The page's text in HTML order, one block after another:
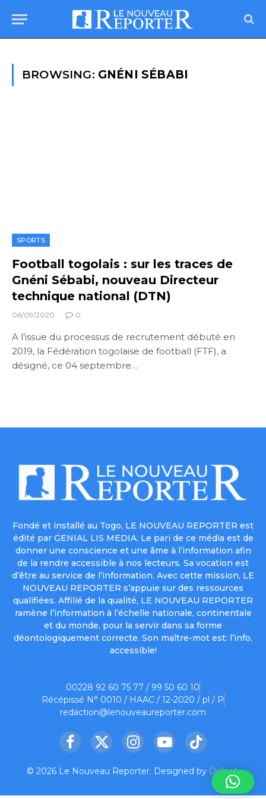
BROWSING: GNÉNI SÉBABI
SPORTS
Football togolais : sur les traces de
Gnéni Sébabi, nouveau Directeur
technique national (DTN)
06/09/2020 0
A l’issue du processus de recrutement débuté en
2019, la Fédération togolaise de football (FTF), a
désigné, ce 04 septembre…
Fondé et installé au Togo, LE NOUVEAU REPORTER est
édité par GENIAL LIS MEDIA. Le pari de ce média est de
donner une conscience et une âme à l’information afin
de la rendre accessible à nos lecteurs. Sa vocation est
d’être au service de l’information. Avec cette mission, LE
NOUVEAU REPORTER s’appuie sur des ressources
qualifiées. Affilié de la qualité, LE NOUVEAU REPORTER
ramène l’information à l’échelle nationale, continentale
et du monde, pour la servir dans sa forme
déontologiquement correcte. Son maître-mot est: l’info,
accessible!
00228 92 60 75 77 / 99 50 60 10
Récépissé N° 0010 / HAAC / 12-2020 / pl / P
redaction@lenouveaureporter.com
Facebook
X
InstagramYouTubeTikTok
© 2026 Le Nouveau Reporter. Designed by Oelnet.